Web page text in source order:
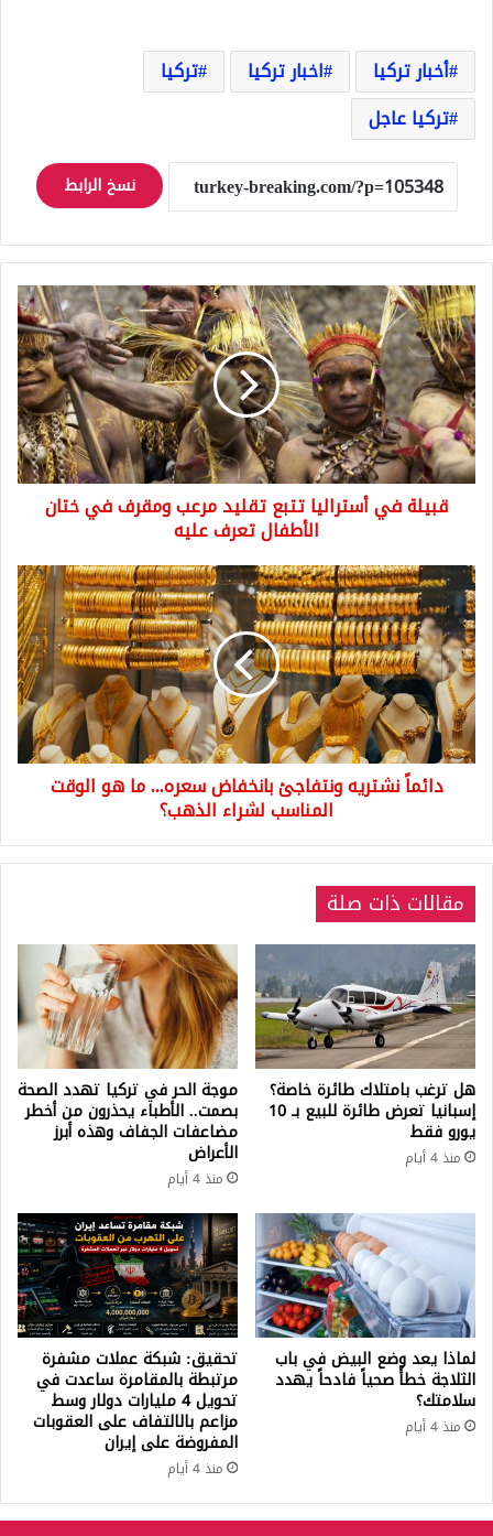
أخبار تركيا اخبار تركيا
تركيا
تركيا عاجل
نسخ الرابط
قبيلة
في
أستراليا
تتبع
تقليد
مرعب
ومقرف
في
ختان
الأطفالقبيلة في أستراليا تتبع تقليد مرعب ومقرف في ختان
الأطفال تعرف عليه
دائماً
نشتريه
ونتفاجئ
بانخفاض
سعره...
ما
هو
الوقت
المناسب
دائماً نشتريه ونتفاجئ بانخفاض سعره... ما هو الوقت
المناسب لشراء الذهب؟
مقالات ذات صلة
هل ترغب بامتلاك طائرة خاصة؟
إسبانيا تعرض طائرة للبيع بـ 10
يورو فقط
منذ 4 أيام
موجة الحر في تركيا تهدد الصحة
بصمت.. الأطباء يحذرون من أخطر
مضاعفات الجفاف وهذه أبرز
الأعراض
منذ 4 أيام
لماذا يعد وضع البيض في باب
الثلاجة خطأً صحياً فادحاً يهدد
سلامتك؟
منذ 4 أيام
تحقيق: شبكة عملات مشفرة
مرتبطة بالمقامرة ساعدت في
تحويل 4 مليارات دولار وسط
مزاعم بالالتفاف على العقوبات
المفروضة على إيران
منذ 4 أيام